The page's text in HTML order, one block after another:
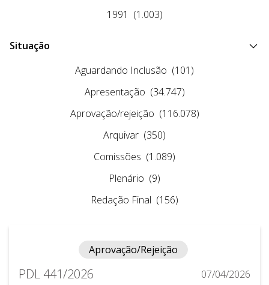
1991 (1.003)
Situação
Aguardando Inclusão (101)
Apresentação (34.747)
Aprovação/rejeição (116.078)
Arquivar (350)
Comissões (1.089)
Plenário (9)
Redação Final (156)
Aprovação/Rejeição
PDL 441/2026
07/04/2026